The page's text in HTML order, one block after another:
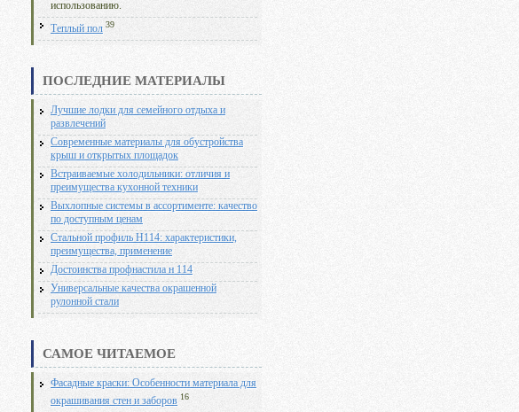
использованию.
Теплый пол 39
ПОСЛЕДНИЕ МАТЕРИАЛЫ
Лучшие лодки для семейного отдыха и
развлечений
Современные материалы для обустройства
крыш и открытых площадок
Встраиваемые холодильники: отличия и
преимущества кухонной техники
Выхлопные системы в ассортименте: качество
по доступным ценам
Стальной профиль Н114: характеристики,
преимущества, применение
Достоинства профнастила н 114
Универсальные качества окрашенной
рулонной стали
САМОЕ ЧИТАЕМОЕ
Фасадные краски: Особенности материала для
окрашивания стен и заборов 16